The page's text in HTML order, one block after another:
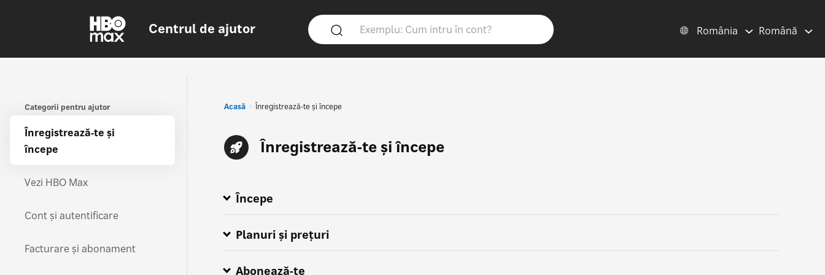
Centrul de ajutor România Română
Categorii pentru ajutor
Înregistrează-te și
începe
Vezi HBO Max
Cont și autentificare
Facturare și abonament
Acasă Înregistrează-te și începe
Înregistrează-te și începe
Începe
Cum mă abonez la HBO Max?
Explorează aplicația HBO Max
Furnizori de HBO Max
Totul despre HBO Max
Unde este disponibil HBO Max?
Max e acum HBO Max
HBO Max is here
Planuri și prețuri
Abonează-te